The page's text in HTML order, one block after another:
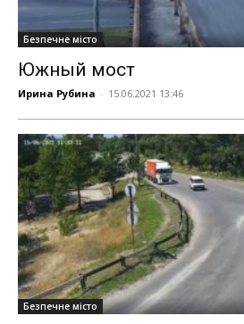
Безпечне місто
Южный мост
Ирина Рубина - 15.06.2021 13:46
Безпечне місто